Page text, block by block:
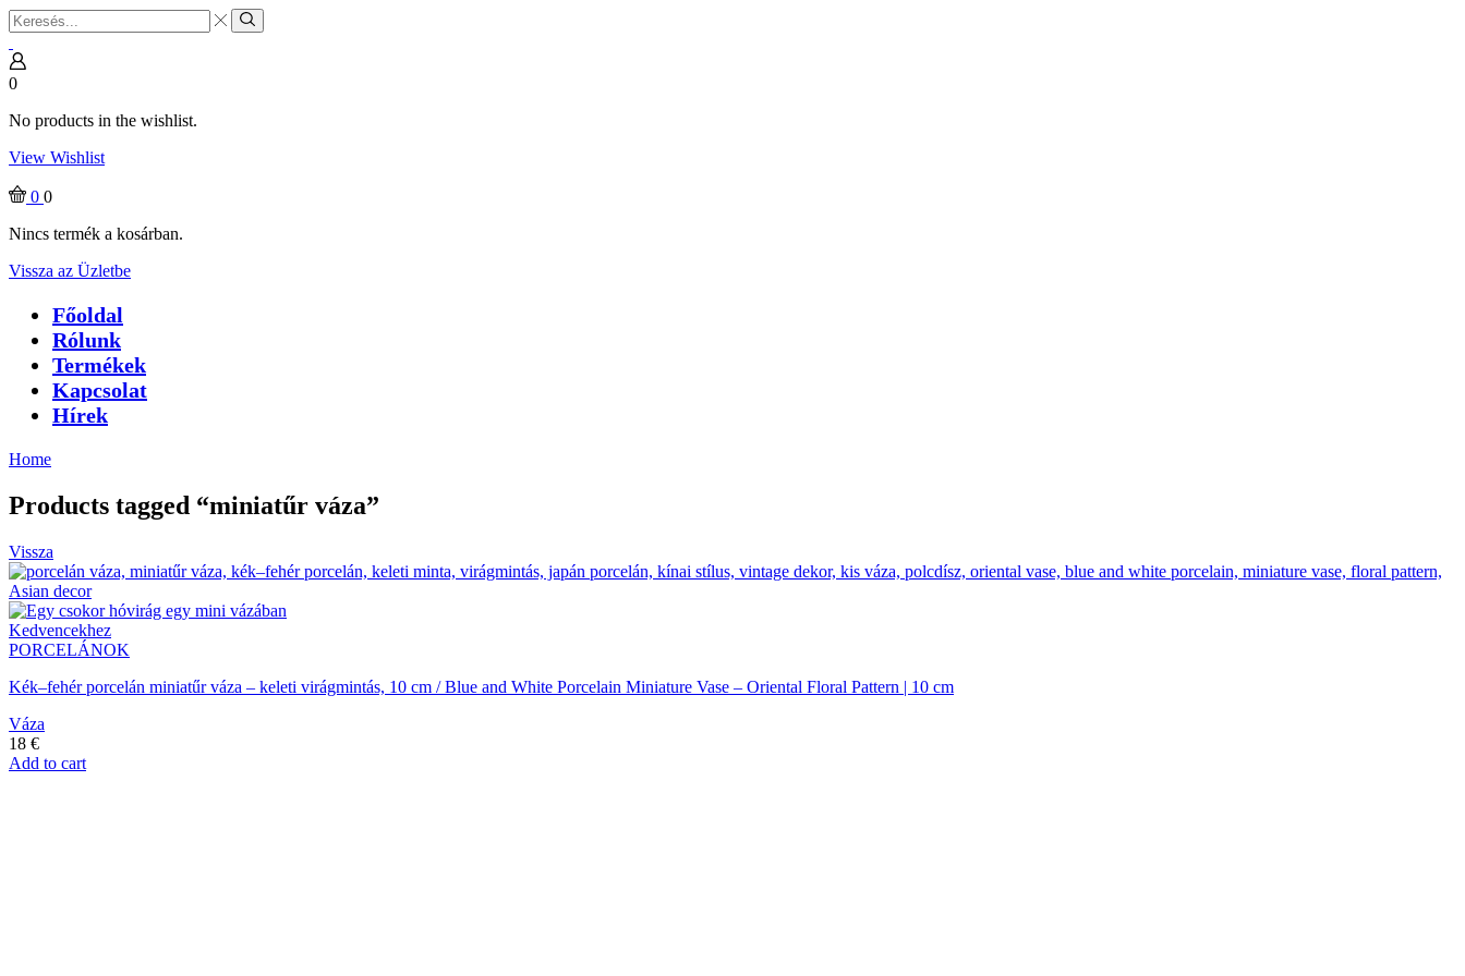
Search
input
Search
0
No products in the wishlist.
View Wishlist
0 0
Nincs termék a kosárban.
Vissza az Üzletbe
Főoldal
Rólunk
Termékek
Kapcsolat
Hírek
Home
Products tagged “miniatűr váza”
Vissza
Kedvencekhez
PORCELÁNOK
Kék–fehér porcelán miniatűr váza – keleti virágmintás, 10 cm / Blue and White Porcelain Miniature Vase – Oriental Floral Pattern | 10 cm
Váza
18 €
Add to cart